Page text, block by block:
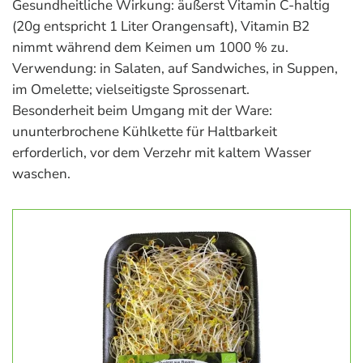
Gesundheitliche Wirkung: äußerst Vitamin C-haltig
(20g entspricht 1 Liter Orangensaft), Vitamin B2
nimmt während dem Keimen um 1000 % zu.
Verwendung: in Salaten, auf Sandwiches, in Suppen,
im Omelette; vielseitigste Sprossenart.
Besonderheit beim Umgang mit der Ware:
ununterbrochene Kühlkette für Haltbarkeit
erforderlich, vor dem Verzehr mit kaltem Wasser
waschen.